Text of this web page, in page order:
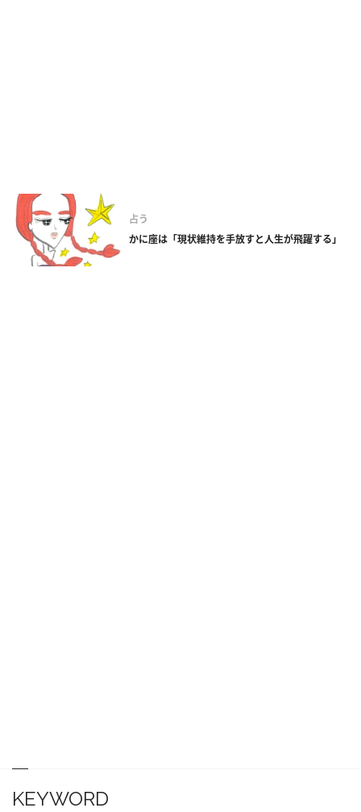
占う
かに座は「現状維持を手放すと人生が飛躍する」
KEYWORD